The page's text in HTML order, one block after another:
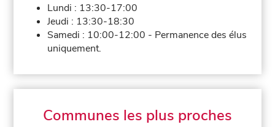
Lundi : 13:30-17:00
Jeudi : 13:30-18:30
Samedi : 10:00-12:00 - Permanence des élus
uniquement.
Communes les plus proches